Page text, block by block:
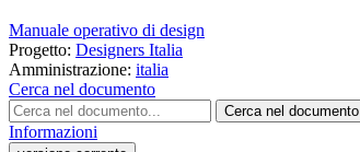
Manuale operativo di design
Progetto: Designers Italia
Amministrazione: italia
Cerca nel documento
Cerca nel documento
Informazioni